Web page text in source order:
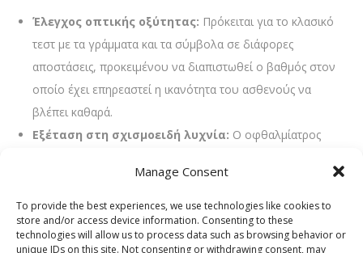
Manage Consent
To provide the best experiences, we use technologies like cookies to
store and/or access device information. Consenting to these
technologies will allow us to process data such as browsing behavior or
unique IDs on this site. Not consenting or withdrawing consent, may
Έλεγχος οπτικής οξύτητας: Πρόκειται για το κλασικό
τεστ με τα γράμματα και τα σύμβολα σε διάφορες
αποστάσεις, προκειμένου να διαπιστωθεί ο βαθμός στον
οποίο έχει επηρεαστεί η ικανότητα του ασθενούς να
βλέπει καθαρά.
Εξέταση στη σχισμοειδή λυχνία: Ο οφθαλμίατρος
φωτός για να εξετάσει τις δομές του πρόσθιου ημιμορίου
του ματιού. Με αυτόν τον τρόπο, μπορεί να δει καθαρά
τον κρυσταλλοειδή φακό, να αξιολογήσει τον βαθμό της
θόλωσης και να προσδιορίσει τον τύπο του καταρράκτη